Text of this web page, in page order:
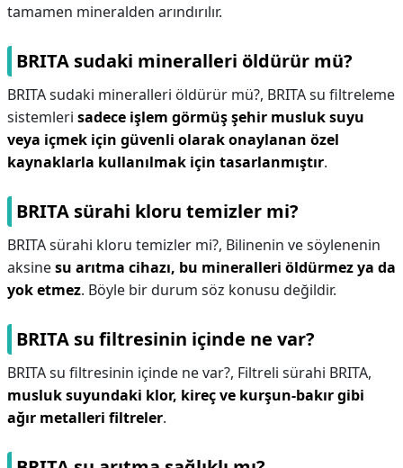
tamamen mineralden arındırılır.
BRITA sudaki mineralleri öldürür mü?
BRITA sudaki mineralleri öldürür mü?, BRITA su filtreleme
sistemleri sadece işlem görmüş şehir musluk suyu
veya içmek için güvenli olarak onaylanan özel
kaynaklarla kullanılmak için tasarlanmıştır.
BRITA sürahi kloru temizler mi?
BRITA sürahi kloru temizler mi?, Bilinenin ve söylenenin
aksinesu arıtma cihazı, bu mineralleri öldürmez ya da
yok etmez. Böyle bir durum söz konusu değildir.
BRITA su filtresinin içinde ne var?
BRITA su filtresinin içinde ne var?, Filtreli sürahi BRITA,
musluk suyundaki klor, kireç ve kurşun-bakır gibi
ağır metalleri filtreler.